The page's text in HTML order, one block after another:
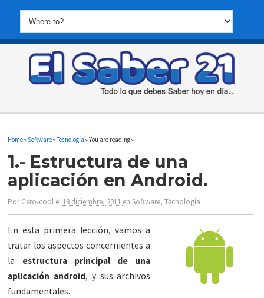
Home» Software»Tecnología » You are reading »
1.- Estructura de una
aplicación en Android.
PorCero-cool el 18 diciembre, 2011 enSoftware,Tecnología
En esta primera lección, vamos a
tratar los aspectos concernientes a
la estructura principal de una
aplicación android, y sus archivos
fundamentales.